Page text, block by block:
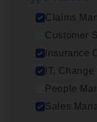
Claims
Customer
Insurance
IT,
People
Sales
Claims
Sint-